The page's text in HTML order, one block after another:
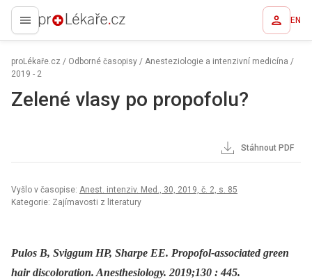
proLékaře.cz EN
proLékaře.cz / Odborné časopisy / Anesteziologie a intenzivní medicína /
2019 - 2
Zelené vlasy po propofolu?
Stáhnout PDF
Vyšlo v časopise: Anest. intenziv. Med., 30, 2019, č. 2, s. 85
Kategorie: Zajímavosti z literatury
Pulos B, Sviggum HP, Sharpe EE. Propofol-associated green
hair discoloration. Anesthesiology. 2019;130 : 445.